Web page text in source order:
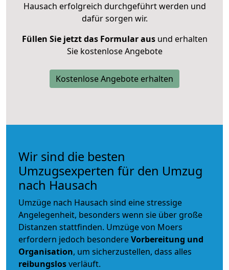
Hausach erfolgreich durchgeführt werden und
dafür sorgen wir.
Füllen Sie jetzt das Formular ausund erhalten
Sie kostenlose Angebote
Kostenlose Angebote erhalten
Wir sind die besten
Umzugsexperten für den Umzug
nach Hausach
Umzüge nach Hausach sind eine stressige
Angelegenheit, besonders wenn sie über große
Distanzen stattfinden. Umzüge von Moers
erfordern jedoch besondereVorbereitung und
Organisation, um sicherzustellen, dass alles
reibungslosverläuft.